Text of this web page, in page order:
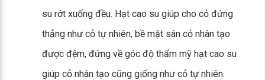
su rớt xuống đều. Hạt cao su giúp cho cỏ đứng
thẳng như cỏ tự nhiên, bề mặt sân cỏ nhân tạo
được đệm, đứng về góc độ thẩm mỹ hạt cao su
giúp cỏ nhân tạo cũng giống như cỏ tự nhiên.